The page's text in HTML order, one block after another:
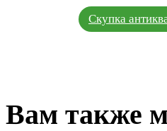
Скупка
Вам также